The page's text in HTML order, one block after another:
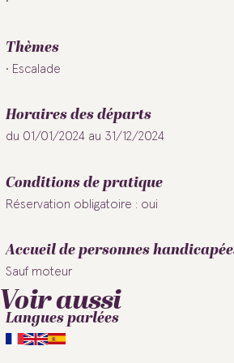
Thèmes
Escalade
Horaires des départs
du 01/01/2024 au 31/12/2024
Conditions de pratique
Réservation obligatoire : oui
Accueil de personnes
Sauf moteur
Langues parlées
Voir aussi